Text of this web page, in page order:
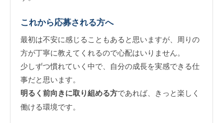
これから応募される方へ
最初は不安に感じることもあると思いますが、周りの
方が丁寧に教えてくれるので心配はいりません。
少しずつ慣れていく中で、自分の成長を実感できる仕
事だと思います。
明るく前向きに取り組める方であれば、きっと楽しく
働ける環境です。